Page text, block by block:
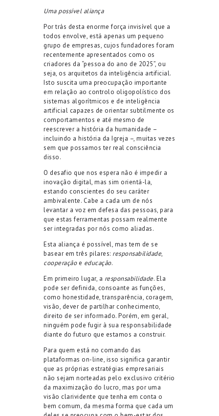
Uma possível aliança
Por trás desta enorme força invisível que a
todos envolve, está apenas um pequeno
grupo de empresas, cujos fundadores foram
recentemente apresentados como os
criadores da “pessoa do ano de 2025”, ou
seja, os arquitetos da inteligência artificial.
Isto suscita uma preocupação importante
em relação ao controlo oligopolístico dos
sistemas algorítmicos e de inteligência
artificial capazes de orientar subtilmente os
comportamentos e até mesmo de
reescrever a história da humanidade –
incluindo a história da Igreja –, muitas vezes
sem que possamos ter real consciência
disso.
O desafio que nos espera não é impedir a
inovação digital, mas sim orientá-la,
estando conscientes do seu caráter
ambivalente. Cabe a cada um de nós
levantar a voz em defesa das pessoas, para
que estas ferramentas possam realmente
ser integradas por nós como aliadas.
Esta aliança é possível, mas tem de se
basear em três pilares: responsabilidade,
cooperaçãoe educação.
Em primeiro lugar, a responsabilidade. Ela
pode ser definida, consoante as funções,
como honestidade, transparência, coragem,
visão, dever de partilhar conhecimento,
direito de ser informado. Porém, em geral,
ninguém pode fugir à sua responsabilidade
diante do futuro que estamos a construir.
Para quem está no comando das
plataformas on-line, isso significa garantir
que as próprias estratégias empresariais
não sejam norteadas pelo exclusivo critério
da maximização do lucro, mas por uma
visão clarividente que tenha em conta o
bem comum, da mesma forma que cada um